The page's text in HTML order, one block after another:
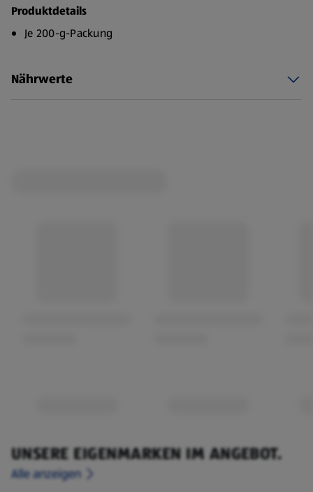
Produktdetails
Je 200-g-Packung
Nährwerte
UNSERE EIGENMARKEN IM ANGEBOT.
Alle anzeigen